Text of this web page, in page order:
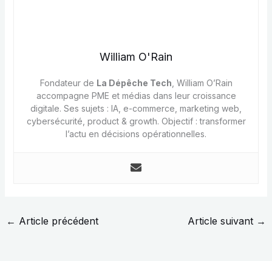
William O'Rain
Fondateur de La Dépêche Tech , William O’Rain
accompagne PME et médias dans leur croissance
digitale. Ses sujets : IA, e-commerce, marketing web,
cybersécurité, product & growth. Objectif : transformer
l’actu en décisions opérationnelles.
← Article précédent Article suivant →